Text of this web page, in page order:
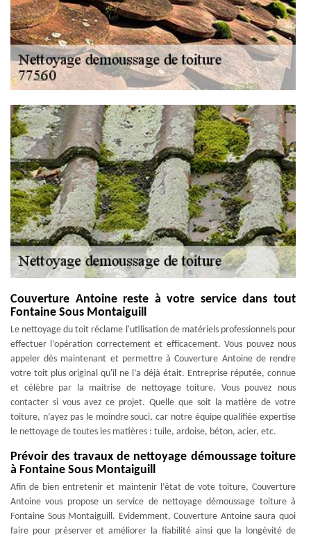
Couverture Antoine reste à votre service dans tout
Fontaine Sous Montaiguill
Le nettoyage du toit réclame l'utilisation de matériels professionnels pour
effectuer l’opération correctement et efficacement. Vous pouvez nous
appeler dès maintenant et permettre à Couverture Antoine de rendre
votre toit plus original qu'il ne l’a déjà était. Entreprise réputée, connue
et célèbre par la maitrise de nettoyage toiture. Vous pouvez nous
contacter si vous avez ce projet. Quelle que soit la matière de votre
toiture, n’ayez pas le moindre souci, car notre équipe qualifiée expertise
le nettoyage de toutes les matières : tuile, ardoise, béton, acier, etc.
Prévoir des travaux de nettoyage démoussage toiture
à Fontaine Sous Montaiguill
Afin de bien entretenir et maintenir l’état de vote toiture, Couverture
Antoine vous propose un service de nettoyage démoussage toiture à
Fontaine Sous Montaiguill. Evidemment, Couverture Antoine saura quoi
faire pour préserver et améliorer la fiabilité ainsi que la longévité de